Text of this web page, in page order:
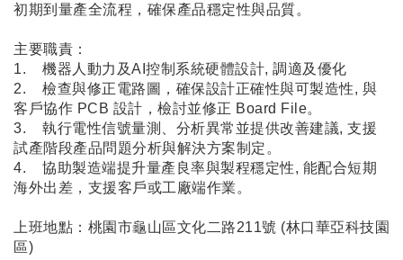
初期到量產全流程，確保產品穩定性與品質。
主要職責：
1. 機器人動力及AI控制系統硬體設計, 調適及優化
2. 檢查與修正電路圖，確保設計正確性與可製造性, 與
客戶協作 PCB 設計，檢討並修正 Board File。
3. 執行電性信號量測、分析異常並提供改善建議, 支援
試產階段產品問題分析與解決方案制定。
4. 協助製造端提升量產良率與製程穩定性, 能配合短期
海外出差，支援客戶或工廠端作業。
上班地點：桃園市龜山區文化二路211號 (林口華亞科技園
區)